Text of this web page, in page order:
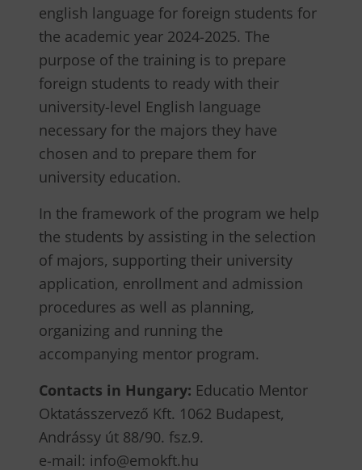
english language for foreign students for
the academic year 2024-2025. The
purpose of the training is to prepare
foreign students to ready with their
university-level English language
necessary for the majors they have
chosen and to prepare them for
university education.
In the framework of the program we help
the students by assisting in the selection
of majors, supporting their university
application, enrollment and admission
procedures as well as planning,
organizing and running the
accompanying mentor program.
Contacts in Hungary: Educatio Mentor
Oktatásszervező Kft. 1062 Budapest,
Andrássy út 88/90. fsz.9.
e-mail: info@emokft.hu